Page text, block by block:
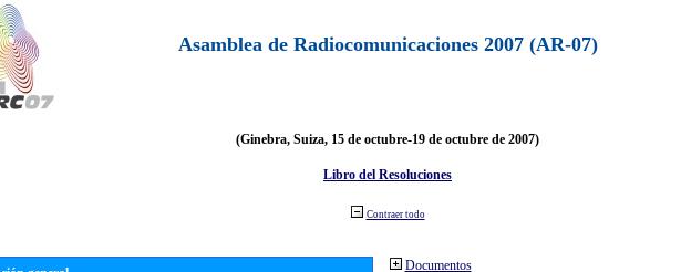
Asamblea de Radiocomunicaciones 2007 (AR-07)
(Ginebra, Suiza, 15 de octubre-19 de octubre de 2007)
Libro del Resoluciones
Contraer todo
Documentos